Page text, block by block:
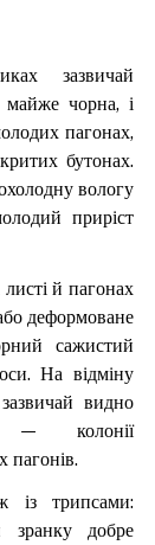
зазвичай
чорна, і
пагонах,
бутонах.
вологу
приріст
й пагонах
деформоване
сажистий
На відміну
видно
— колонії
пагонів.
із трипсами:
зранку добре